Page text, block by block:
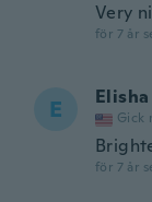
Very
för 7 år
E Elisha
Gick
för 7 år